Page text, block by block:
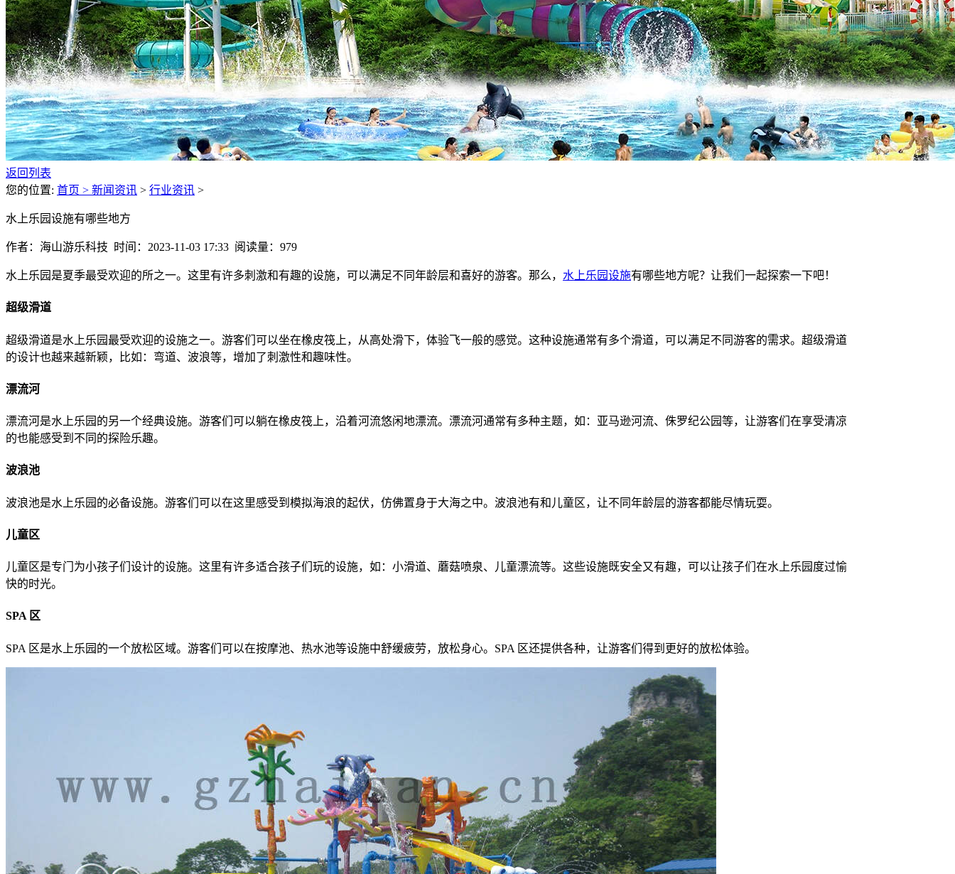
返回列表
您的位置: 首页 > 新闻资讯 > 行业资讯 >
水上乐园设施有哪些地方
作者：海山游乐科技 时间：2023-11-03 17:33 阅读量：979
水上乐园是夏季最受欢迎的所之一。这里有许多刺激和有趣的设施，可以满足不同年龄层和喜好的游客。那么， 水上乐园设施有哪些地方呢？让我们一起探索一下吧！
超级滑道
超级滑道是水上乐园最受欢迎的设施之一。游客们可以坐在橡皮筏上，从高处滑下，体验飞一般的感觉。这种设施通常有多个滑道，可以满足不同游客的需求。超级滑道
的设计也越来越新颖，比如：弯道、波浪等，增加了刺激性和趣味性。
漂流河
漂流河是水上乐园的另一个经典设施。游客们可以躺在橡皮筏上，沿着河流悠闲地漂流。漂流河通常有多种主题，如：亚马逊河流、侏罗纪公园等，让游客们在享受清凉
的也能感受到不同的探险乐趣。
波浪池
波浪池是水上乐园的必备设施。游客们可以在这里感受到模拟海浪的起伏，仿佛置身于大海之中。波浪池有和儿童区，让不同年龄层的游客都能尽情玩耍。
儿童区
儿童区是专门为小孩子们设计的设施。这里有许多适合孩子们玩的设施，如：小滑道、蘑菇喷泉、儿童漂流等。这些设施既安全又有趣，可以让孩子们在水上乐园度过愉
快的时光。
SPA 区
SPA 区是水上乐园的一个放松区域。游客们可以在按摩池、热水池等设施中舒缓疲劳，放松身心。SPA 区还提供各种，让游客们得到更好的放松体验。